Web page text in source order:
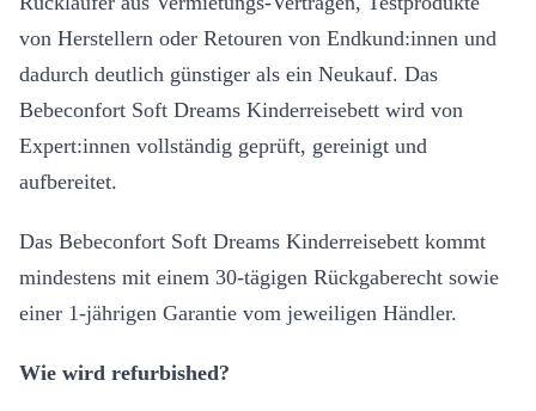
von Herstellern oder Retouren von Endkund:innen und
dadurch deutlich günstiger als ein Neukauf. Das
Bebeconfort Soft Dreams Kinderreisebett wird von
Expert:innen vollständig geprüft, gereinigt und
aufbereitet.
Das Bebeconfort Soft Dreams Kinderreisebett kommt
mindestens mit einem 30-tägigen Rückgaberecht sowie
einer 1-jährigen Garantie vom jeweiligen Händler.
Wie wird refurbished?